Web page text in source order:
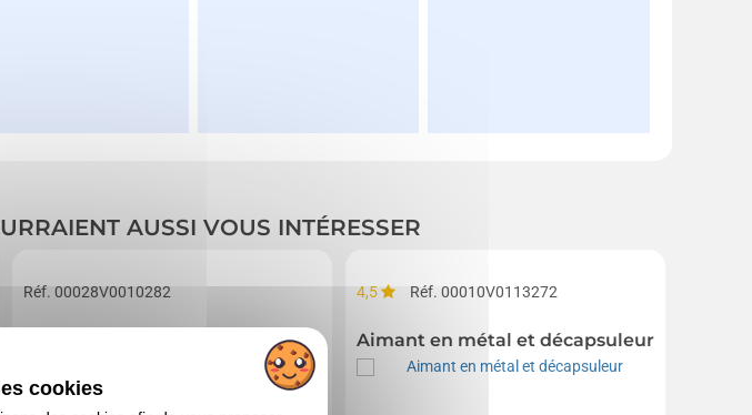
AUSSI VOUS INTÉRESSER
Réf. 00028V0010282 4,5 Réf. 00010V0113272
Aimant en métal et décapsuleur
cookies